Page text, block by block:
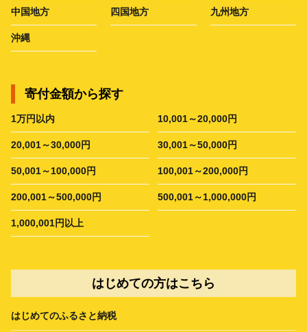
中国地方 四国地方 九州地方
沖縄
寄付金額から探す
1万円以内 10,001～20,000円
20,001～30,000円 30,001～50,000円
50,001～100,000円 100,001～200,000円
200,001～500,000円 500,001～1,000,000円
1,000,001円以上
はじめての方はこちら
はじめてのふるさと納税